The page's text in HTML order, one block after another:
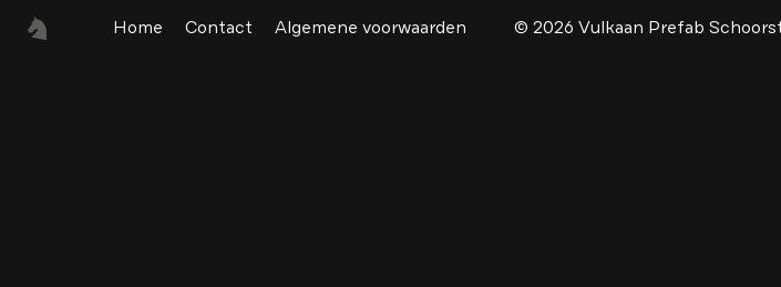
Home Contact Algemene voorwaarden © 2026 Vulkaan Prefab